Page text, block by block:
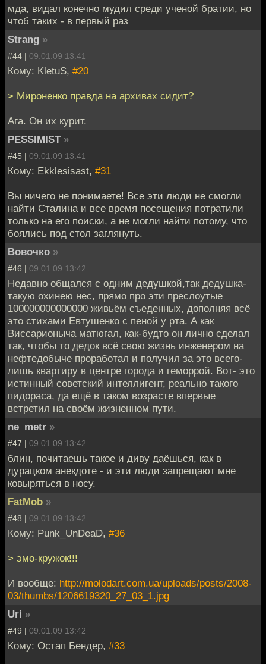
мда, видал конечно мудил среди ученой братии, но
чтоб таких - в первый раз
Strang »
#44 | 09.01.09 13:41
Кому: KletuS, #20
> Мироненко правда на архивах сидит?
Ага. Он их курит.
PESSIMIST »
#45 | 09.01.09 13:41
Кому: Ekklesisast, #31
Вы ничего не понимаете! Все эти люди не смогли
найти Сталина и все время посещения потратили
только на его поиски, а не могли найти потому, что
боялись под стол заглянуть.
Вовочко »
#46 | 09.01.09 13:42
Недавно общался с одним дедушкой,так дедушка-
такую охинею нес, прямо про эти преслоутые
100000000000000 живьём съеденных, дополняя всё
это стихами Евтушенко с пеной у рта. А как
Виссарионыча матюгал, как-будто он лично сделал
так, чтобы то дедок всё свою жизнь инженером на
нефтедобыче проработал и получил за это всего-
лишь квартиру в центре города и геморрой. Вот- это
истинный советский интеллигент, реально такого
пидораса, да ещё в таком возрасте впервые
встретил на своём жизненном пути.
ne_metr »
#47 | 09.01.09 13:42
блин, почитаешь такое и диву даёшься, как в
дурацком анекдоте - и эти люди запрещают мне
ковыряться в носу.
FatMob »
#48 | 09.01.09 13:42
Кому: Punk_UnDeaD, #36
> эмо-кружок!!!
И вообще: http://molodart.com.ua/uploads/posts/2008-
03/thumbs/1206619320_27_03_1.jpg
Uri »
#49 | 09.01.09 13:42
Кому: Остап Бендер, #33